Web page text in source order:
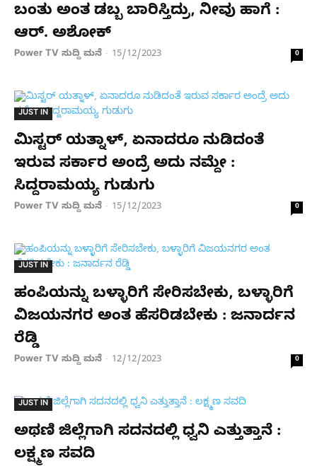
ಬಂತು ಅಂತ ಡಬ್ಬ ಬಾರಿಸ್ತಿದ್ರು, ನೀವು ಹಾಗೆ :
ಆರ್. ಅಶೋಕ್
Power TV ಸುದ್ದಿ ಮನೆ - 15/12/2023 0
JUST IN
ಮಿಸ್ಟರ್ ಯತ್ನಾಳ್, ಏನಾದರೂ ನುಡಿದಂತೆ
ಇರುವ ಸರ್ಕಾರ ಅಂದ್ರೆ ಅದು ನಮ್ದೇ :
ಸಿದ್ದರಾಮಯ್ಯ ಗುಡುಗು
Power TV ಸುದ್ದಿ ಮನೆ - 15/12/2023 0
JUST IN
ಹಂಪಿಯನ್ನು ಬಳ್ಳಾರಿಗೆ ಸೇರಿಸಬೇಕು, ಬಳ್ಳಾರಿಗೆ
ವಿಜಯನಗರ ಅಂತ ಹೆಸರಿಡಬೇಕು : ಜನಾರ್ದನ
ರೆಡ್ಡಿ
Power TV ಸುದ್ದಿ ಮನೆ - 12/12/2023 0
JUST IN
ಅಥಣಿ ಜಿಲ್ಲೆಗಾಗಿ ಸದನದಲ್ಲಿ ಧ್ವನಿ ಎತ್ತುತ್ತಾನೆ :
ಲಕ್ಷ್ಮಣ ಸವದಿ